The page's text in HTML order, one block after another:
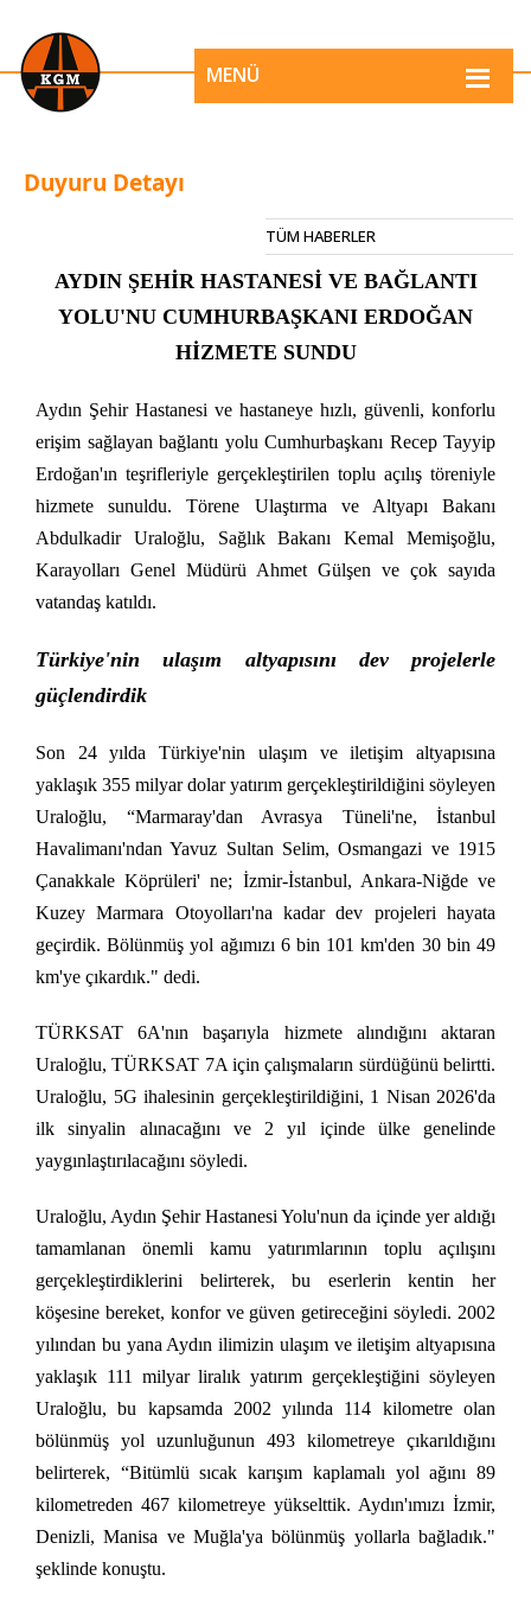
MENÜ
Duyuru Detayı
TÜM HABERLER
AYDIN ŞEHİR HASTANESİ VE BAĞLANTI
YOLU'NU CUMHURBAŞKANI ERDOĞAN
HİZMETE SUNDU
Aydın Şehir Hastanesi ve hastaneye hızlı, güvenli, konforlu
erişim sağlayan bağlantı yolu Cumhurbaşkanı Recep Tayyip
Erdoğan'ın teşrifleriyle gerçekleştirilen toplu açılış töreniyle
hizmete sunuldu. Törene Ulaştırma ve Altyapı Bakanı
Abdulkadir Uraloğlu, Sağlık Bakanı Kemal Memişoğlu,
Karayolları Genel Müdürü Ahmet Gülşen ve çok sayıda
vatandaş katıldı.
Türkiye'nin ulaşım altyapısını dev projelerle
güçlendirdik
Son 24 yılda Türkiye'nin ulaşım ve iletişim altyapısına
yaklaşık 355 milyar dolar yatırım gerçekleştirildiğini söyleyen
Uraloğlu, “Marmaray'dan Avrasya Tüneli'ne, İstanbul
Havalimanı'ndan Yavuz Sultan Selim, Osmangazi ve 1915
Çanakkale Köprüleri' ne; İzmir-İstanbul, Ankara-Niğde ve
Kuzey Marmara Otoyolları'na kadar dev projeleri hayata
geçirdik. Bölünmüş yol ağımızı 6 bin 101 km'den 30 bin 49
km'ye çıkardık." dedi.
TÜRKSAT 6A'nın başarıyla hizmete alındığını aktaran
Uraloğlu, TÜRKSAT 7A için çalışmaların sürdüğünü belirtti.
Uraloğlu, 5G ihalesinin gerçekleştirildiğini, 1 Nisan 2026'da
ilk sinyalin alınacağını ve 2 yıl içinde ülke genelinde
yaygınlaştırılacağını söyledi.
Uraloğlu, Aydın Şehir Hastanesi Yolu'nun da içinde yer aldığı
tamamlanan önemli kamu yatırımlarının toplu açılışını
gerçekleştirdiklerini belirterek, bu eserlerin kentin her
köşesine bereket, konfor ve güven getireceğini söyledi. 2002
yılından bu yana Aydın ilimizin ulaşım ve iletişim altyapısına
yaklaşık 111 milyar liralık yatırım gerçekleştiğini söyleyen
Uraloğlu, bu kapsamda 2002 yılında 114 kilometre olan
bölünmüş yol uzunluğunun 493 kilometreye çıkarıldığını
belirterek, “Bitümlü sıcak karışım kaplamalı yol ağını 89
kilometreden 467 kilometreye yükselttik. Aydın'ımızı İzmir,
Denizli, Manisa ve Muğla'ya bölünmüş yollarla bağladık."
şeklinde konuştu.